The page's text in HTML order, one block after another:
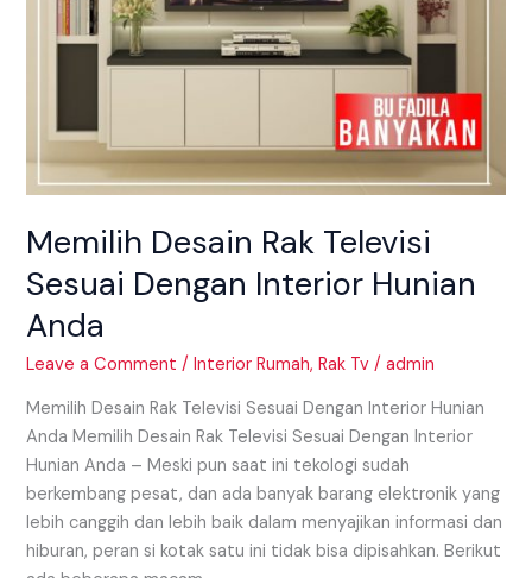
Memilih Desain Rak Televisi
Sesuai Dengan Interior Hunian
Anda
Leave a Comment /Interior Rumah,Rak Tv /admin
Memilih Desain Rak Televisi Sesuai Dengan Interior Hunian
Anda Memilih Desain Rak Televisi Sesuai Dengan Interior
Hunian Anda – Meski pun saat ini tekologi sudah
berkembang pesat, dan ada banyak barang elektronik yang
lebih canggih dan lebih baik dalam menyajikan informasi dan
hiburan, peran si kotak satu ini tidak bisa dipisahkan. Berikut